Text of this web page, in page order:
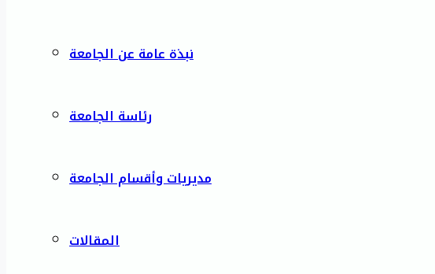
نبذة عامة عن الجامعة
رئاسة الجامعة
مديريات وأقسام الجامعة
المقالات